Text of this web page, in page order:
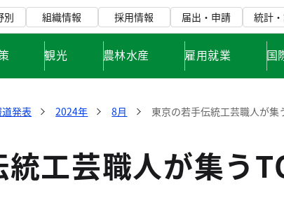
別 組織情報 採用情報 届出・申請 統計
観光 農林水産 雇用就業 国
発表 2024年 8月 東京の若手伝統工芸職人が集
工芸職人が集う